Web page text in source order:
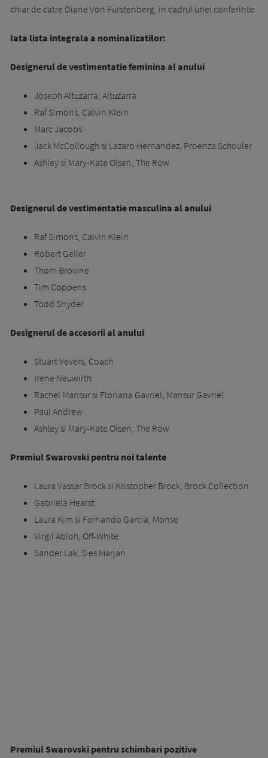
chiar de catre Diane Von Furstenberg, in cadrul unei conferinte.
Iata lista integrala a nominalizatilor:
Designerul de vestimentatie feminina al anului
Joseph Altuzarra, Altuzarra
Raf Simons, Calvin Klein
Marc Jacobs
Jack McCollough si Lazaro Hernandez, Proenza Schouler
Ashley si Mary-Kate Olsen, The Row
Designerul de vestimentatie masculina al anului
Raf Simons, Calvin Klein
Robert Geller
Thom Browne
Tim Coppens
Todd Snyder
Designerul de accesorii al anului
Stuart Vevers, Coach
Irene Neuwirth
Rachel Mansur si Floriana Gavriel, Mansur Gavriel
Paul Andrew
Ashley si Mary-Kate Olsen, The Row
Premiul Swarovski pentru noi talente
Laura Vassar Brock si Kristopher Brock, Brock Collection
Gabriela Hearst
Laura Kim si Fernando Garcia, Monse
Virgil Abloh, Off-White
Sander Lak, Sies Marjan
Premiul Swarovski pentru schimbari pozitive